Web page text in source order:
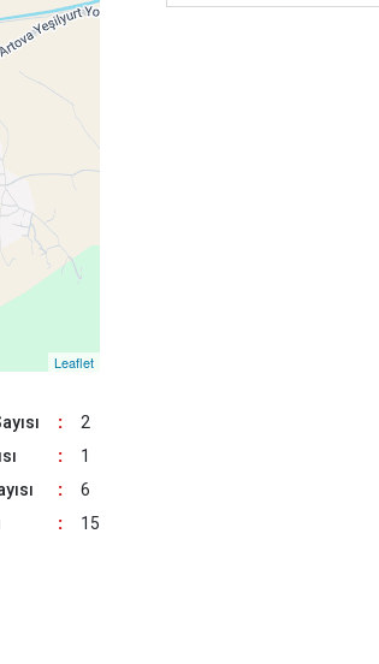
Leaflet
:
2
:
1
:
6
: 15